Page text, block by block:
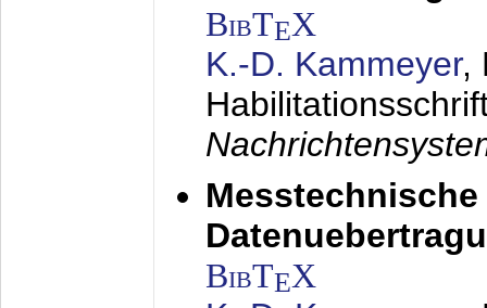
BibTEX
K.-D. Kammeyer,
BibTEX